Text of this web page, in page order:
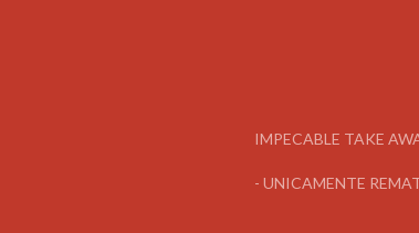
IMPECABLE TAKE
- UNICAMENTE